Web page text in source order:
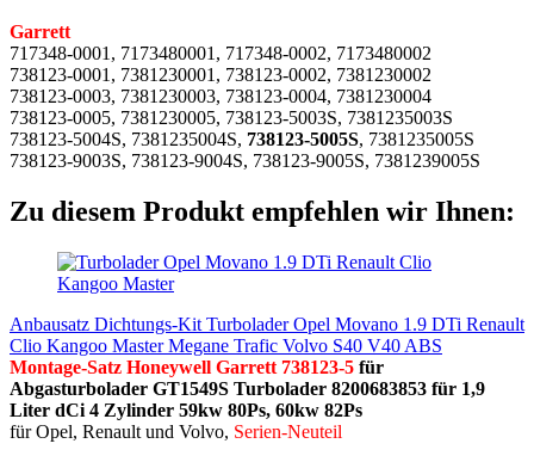
Garrett
717348-0001, 7173480001, 717348-0002, 7173480002
738123-0001, 7381230001, 738123-0002, 7381230002
738123-0003, 7381230003, 738123-0004, 7381230004
738123-0005, 7381230005, 738123-5003S, 7381235003S
738123-5004S, 7381235004S, 738123-5005S, 7381235005S
738123-9003S, 738123-9004S, 738123-9005S, 7381239005S
Zu diesem Produkt empfehlen wir Ihnen:
Anbausatz Dichtungs-Kit Turbolader Opel Movano 1.9 DTi Renault
Clio Kangoo Master Megane Trafic Volvo S40 V40 ABS
Montage-Satz Honeywell Garrett 738123-5 für
Abgasturbolader GT1549S Turbolader 8200683853 für 1,9
Liter dCi 4 Zylinder 59kw 80Ps, 60kw 82Ps
für Opel, Renault und Volvo, Serien-Neuteil